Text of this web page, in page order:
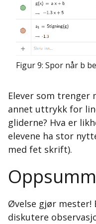
Figur 9: Spor når b
Elever som
annet uttrykk for
gliderne? Hva er
elevene ha stor
med fet skrift).
Øvelse gjør mester!
diskutere